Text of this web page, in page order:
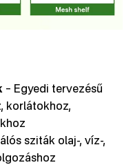
– Egyedi tervezésű
korlátokhoz,
sziták olaj-, víz-,